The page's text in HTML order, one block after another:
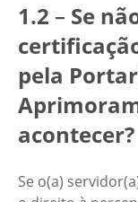
1.2 – Se
pela
acontecer?
Se o(a)